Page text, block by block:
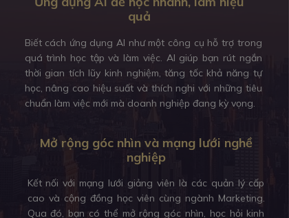
Mở rộng góc nhìn và mạng lưới nghề
nghiệp
Kết nối với mạng lưới giảng viên là các quản lý cấp
cao và cộng đồng học viên cùng ngành Marketing.
Qua đó, bạn có thể mở rộng góc nhìn, học hỏi kinh
quả
Biết cách ứng dụng AI như một công cụ hỗ trợ trong
quá trình học tập và làm việc. AI giúp bạn rút ngắn
thời gian tích lũy kinh nghiệm, tăng tốc khả năng tự
học, nâng cao hiệu suất và thích nghi với những tiêu
chuẩn làm việc mới mà doanh nghiệp đang kỳ vọng.